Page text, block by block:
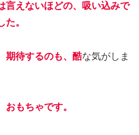
言えないほどの、吸い込みで
。
期待するのも、酷な気がしま
おもちゃです。